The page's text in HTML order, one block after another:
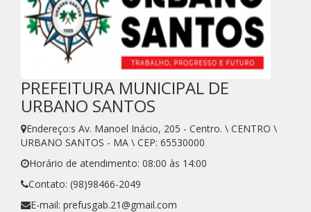
PREFEITURA MUNICIPAL DE
URBANO SANTOS
Endereço:s Av. Manoel Inácio, 205 - Centro. \ CENTRO \
URBANO SANTOS - MA \ CEP: 65530000
Horário de atendimento: 08:00 às 14:00
Contato: (98)98466-2049
E-mail: prefusgab.21@gmail.com